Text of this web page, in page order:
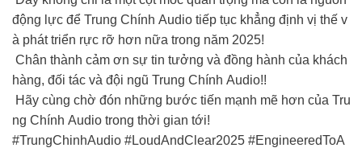
động lực để Trung Chính Audio tiếp tục khẳng định vị thế v
à phát triển rực rỡ hơn nữa trong năm 2025!
Chân thành cảm ơn sự tin tưởng và đồng hành của khách
hàng, đối tác và đội ngũ Trung Chính Audio!!
Hãy cùng chờ đón những bước tiến mạnh mẽ hơn của Tru
ng Chính Audio trong thời gian tới!
#TrungChinhAudio #LoudAndClear2025 #EngineeredToA